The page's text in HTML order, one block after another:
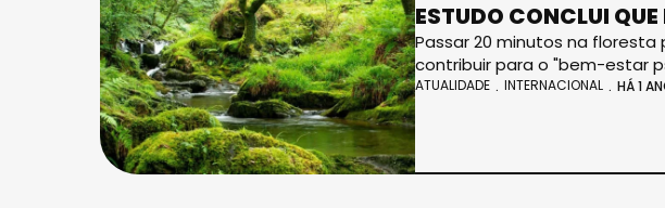
ESTUDO CONCLUI
Passar 20 minutos na
contribuir para o "bem-estar
ATUALIDADE INTERNACIONAL HÁ 1